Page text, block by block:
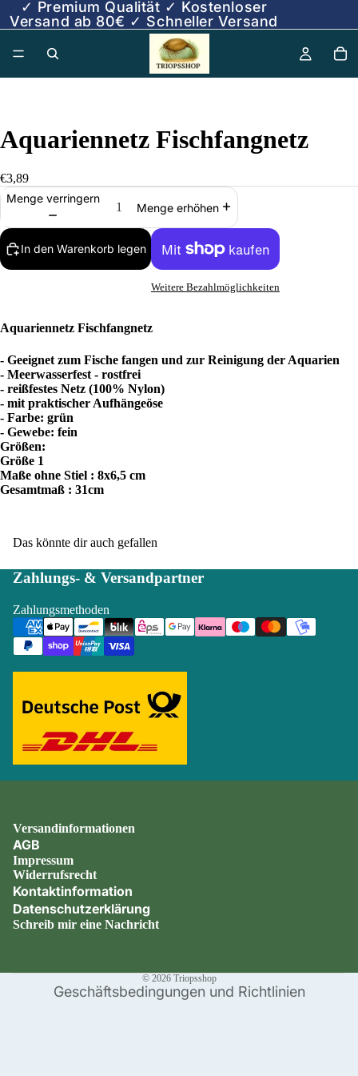
✓ Premium Qualität ✓ Kostenloser
Versand ab 80€ ✓ Schneller Versand
Aquariennetz Fischfangnetz
€3,89
Menge verringern
Menge erhöhen
In den Warenkorb legen
Weitere Bezahlmöglichkeiten
Aquariennetz Fischfangnetz
- Geeignet zum Fische fangen und zur Reinigung der Aquarien
- Meerwasserfest - rostfrei
- reißfestes Netz (100% Nylon)
- mit praktischer Aufhängeöse
- Farbe: grün
- Gewebe: fein
Größen:
Größe 1
Maße ohne Stiel : 8x6,5 cm
Gesamtmaß : 31cm
Das könnte dir auch gefallen
Zahlungs- & Versandpartner
Zahlungsmethoden
Versandinformationen
AGB
Impressum
Widerrufsrecht
Kontaktinformation
Datenschutzerklärung
Schreib mir eine Nachricht
© 2026 Triopsshop
Geschäftsbedingungen und Richtlinien